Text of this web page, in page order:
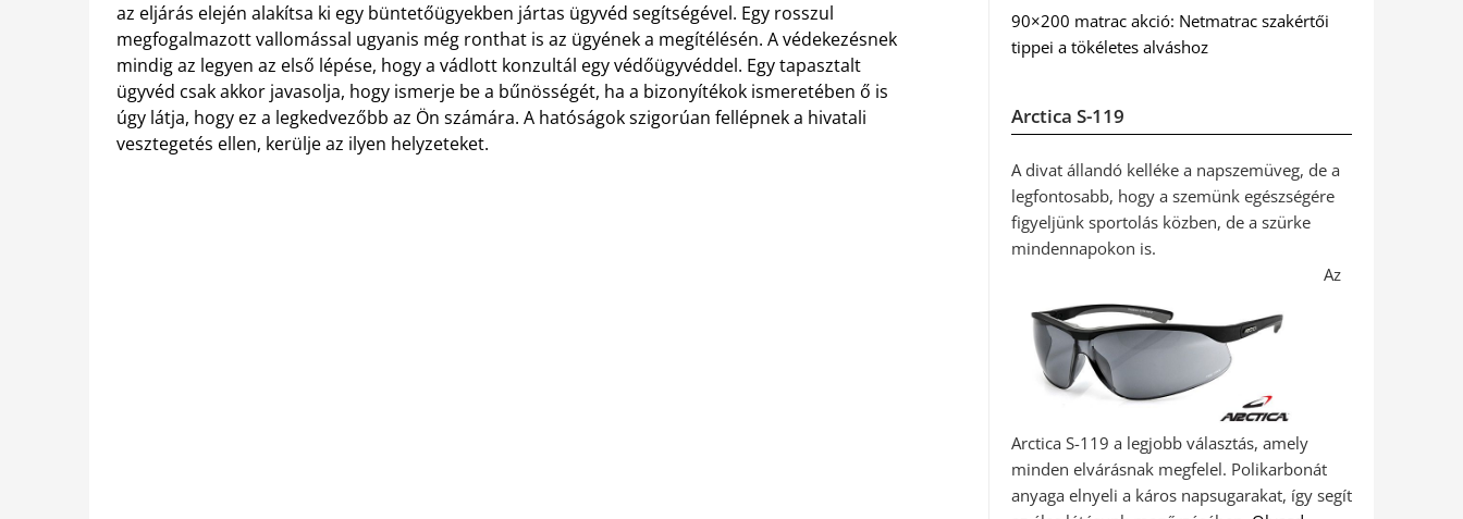
az eljárás elején alakítsa ki egy büntetőügyekben jártas ügyvéd segítségével. Egy rosszul
megfogalmazott vallomással ugyanis még ronthat is az ügyének a megítélésén. A védekezésnek
mindig az legyen az első lépése, hogy a vádlott konzultál egy védőügyvéddel. Egy tapasztalt
ügyvéd csak akkor javasolja, hogy ismerje be a bűnösségét, ha a bizonyítékok ismeretében ő is
úgy látja, hogy ez a legkedvezőbb az Ön számára. A hatóságok szigorúan fellépnek a hivatali
vesztegetés ellen, kerülje az ilyen helyzeteket.
90×200 matrac akció: Netmatrac szakértői
tippei a tökéletes alváshoz
Arctica S-119
A divat állandó kelléke a napszemüveg, de a
legfontosabb, hogy a szemünk egészségére
figyeljünk sportolás közben, de a szürke
mindennapokon is.
Az
Arctica S-119 a legjobb választás, amely
minden elvárásnak megfelel. Polikarbonát
anyaga elnyeli a káros napsugarakat, így segít